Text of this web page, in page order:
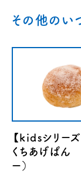
その他のい
【kidsシリー
くちあげぱん
ー）